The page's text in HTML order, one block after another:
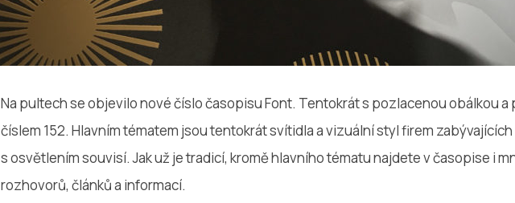
Na pultech se objevilo nové číslo časopisu Font. Tentokrát s pozlacenou obálkou a
číslem 152. Hlavním tématem jsou tentokrát svítidla a vizuální styl firem zabývajících
s osvětlením souvisí. Jak už je tradicí, kromě hlavního tématu najdete v časopise i
rozhovorů, článků a informací.